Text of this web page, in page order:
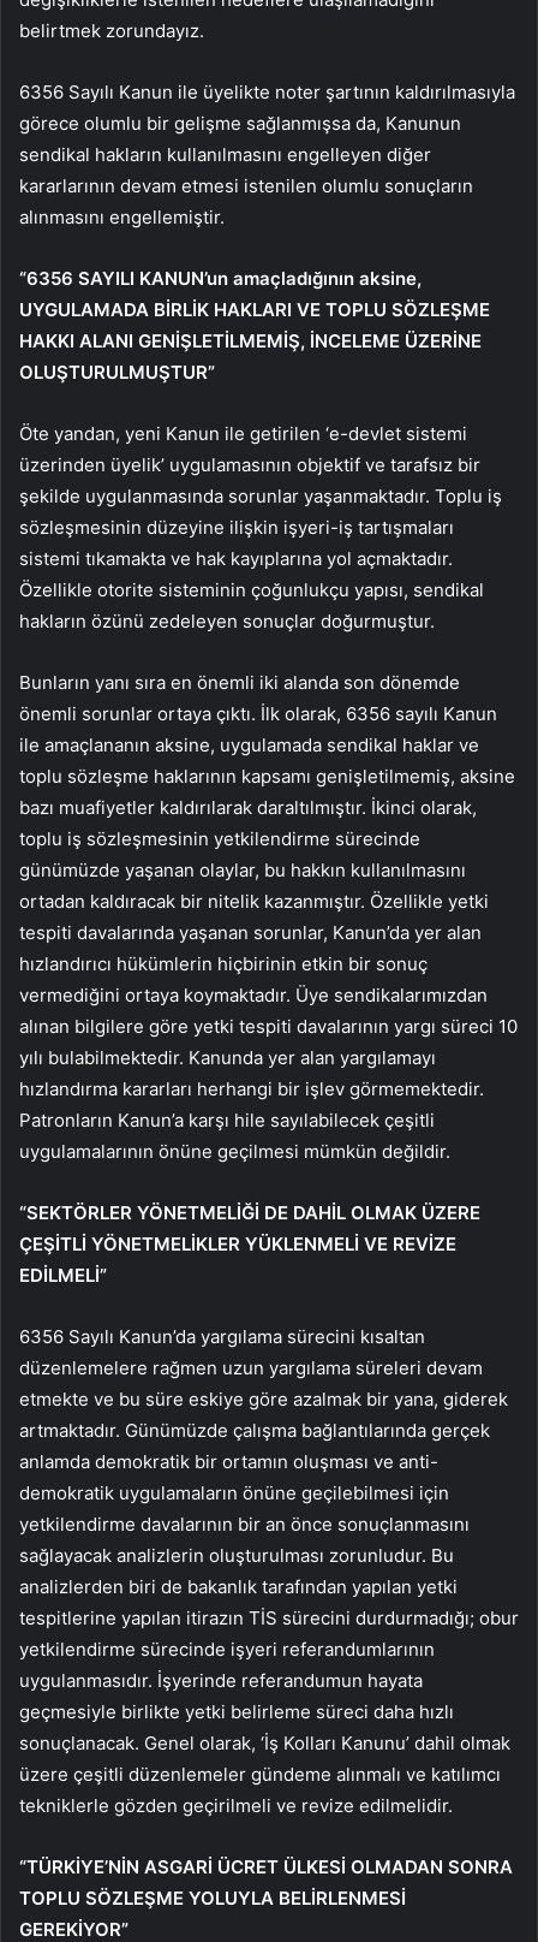
belirtmek zorundayız.
6356 Sayılı Kanun ile üyelikte noter şartının kaldırılmasıyla
görece olumlu bir gelişme sağlanmışsa da, Kanunun
sendikal hakların kullanılmasını engelleyen diğer
kararlarının devam etmesi istenilen olumlu sonuçların
alınmasını engellemiştir.
“6356 SAYILI KANUN’un amaçladığının aksine,
UYGULAMADA BİRLİK HAKLARI VE TOPLU SÖZLEŞME
HAKKI ALANI GENİŞLETİLMEMİŞ, İNCELEME ÜZERİNE
OLUŞTURULMUŞTUR”
Öte yandan, yeni Kanun ile getirilen ‘e-devlet sistemi
üzerinden üyelik’ uygulamasının objektif ve tarafsız bir
şekilde uygulanmasında sorunlar yaşanmaktadır. Toplu iş
sözleşmesinin düzeyine ilişkin işyeri-iş tartışmaları
sistemi tıkamakta ve hak kayıplarına yol açmaktadır.
Özellikle otorite sisteminin çoğunlukçu yapısı, sendikal
hakların özünü zedeleyen sonuçlar doğurmuştur.
Bunların yanı sıra en önemli iki alanda son dönemde
önemli sorunlar ortaya çıktı. İlk olarak, 6356 sayılı Kanun
ile amaçlananın aksine, uygulamada sendikal haklar ve
toplu sözleşme haklarının kapsamı genişletilmemiş, aksine
bazı muafiyetler kaldırılarak daraltılmıştır. İkinci olarak,
toplu iş sözleşmesinin yetkilendirme sürecinde
günümüzde yaşanan olaylar, bu hakkın kullanılmasını
ortadan kaldıracak bir nitelik kazanmıştır. Özellikle yetki
tespiti davalarında yaşanan sorunlar, Kanun’da yer alan
hızlandırıcı hükümlerin hiçbirinin etkin bir sonuç
vermediğini ortaya koymaktadır. Üye sendikalarımızdan
alınan bilgilere göre yetki tespiti davalarının yargı süreci 10
yılı bulabilmektedir. Kanunda yer alan yargılamayı
hızlandırma kararları herhangi bir işlev görmemektedir.
Patronların Kanun’a karşı hile sayılabilecek çeşitli
uygulamalarının önüne geçilmesi mümkün değildir.
“SEKTÖRLER YÖNETMELİĞİ DE DAHİL OLMAK ÜZERE
ÇEŞİTLİ YÖNETMELİKLER YÜKLENMELİ VE REVİZE
EDİLMELİ”
6356 Sayılı Kanun’da yargılama sürecini kısaltan
düzenlemelere rağmen uzun yargılama süreleri devam
etmekte ve bu süre eskiye göre azalmak bir yana, giderek
artmaktadır. Günümüzde çalışma bağlantılarında gerçek
anlamda demokratik bir ortamın oluşması ve anti-
demokratik uygulamaların önüne geçilebilmesi için
yetkilendirme davalarının bir an önce sonuçlanmasını
sağlayacak analizlerin oluşturulması zorunludur. Bu
analizlerden biri de bakanlık tarafından yapılan yetki
tespitlerine yapılan itirazın TİS sürecini durdurmadığı; obur
yetkilendirme sürecinde işyeri referandumlarının
uygulanmasıdır. İşyerinde referandumun hayata
geçmesiyle birlikte yetki belirleme süreci daha hızlı
sonuçlanacak. Genel olarak, ‘İş Kolları Kanunu’ dahil olmak
üzere çeşitli düzenlemeler gündeme alınmalı ve katılımcı
tekniklerle gözden geçirilmeli ve revize edilmelidir.
“TÜRKİYE’NİN ASGARİ ÜCRET ÜLKESİ OLMADAN SONRA
TOPLU SÖZLEŞME YOLUYLA BELİRLENMESİ
GEREKİYOR”